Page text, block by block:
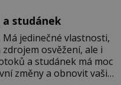
a studánek
jedinečné vlastnosti,
osvěžení, ale i
a studánek má moc
změny a obnovit vaši